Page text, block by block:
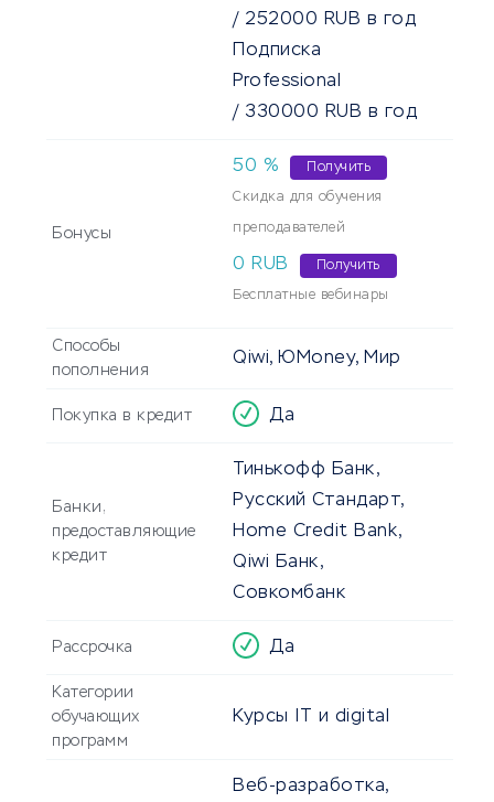
/ 252000 RUB в год
Подписка
Professional
/ 330000 RUB в год
Бонусы
50 % Получить
Скидка для обучения
преподавателей
0 RUB Получить
Бесплатные вебинары
Способы
пополнения
Qiwi, ЮMoney, Мир
Покупка в кредит Да
Банки,
предоставляющие
кредит
Тинькофф Банк,
Русский Стандарт,
Home Credit Bank,
Qiwi Банк,
Совкомбанк
Рассрочка Да
Категории
обучающих
программ
Курсы IT и digital
Веб-разработка,